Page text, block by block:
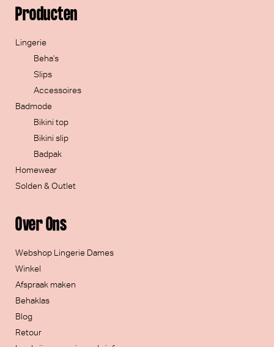
Over Ons
Webshop Lingerie Dames
Winkel
Afspraak maken
Behaklas
Blog
Retour
Producten
Lingerie
Beha's
Slips
Accessoires
Badmode
Bikini top
Bikini slip
Badpak
Homewear
Solden & Outlet